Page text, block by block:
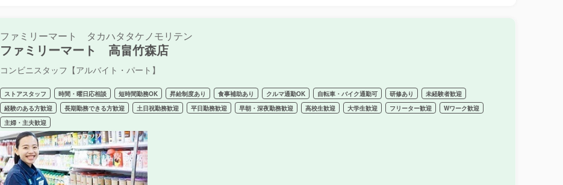
ファミリーマート タカハタタケノモリテン
ファミリーマート 高畠竹森店
コンビニスタッフ【アルバイト・パート】
ストアスタッフ 時間・曜日応相談 短時間勤務OK 昇給制度あり 食事補助あり クルマ通勤OK 自転車・バイク通勤可 研修あり
未経験者歓迎
経験のある方歓迎
長期勤務できる方歓迎 土日祝勤務歓迎 平日勤務歓迎 早朝・深夜勤務歓迎 高校生歓迎 大学生歓迎 フリーター歓迎
Wワーク歓迎
主婦・主夫歓迎